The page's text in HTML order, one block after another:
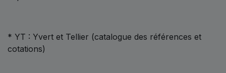
* YT : Yvert et Tellier (catalogue des références et
cotations)